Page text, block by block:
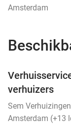
Amsterdam
verhuizers
Sem
Amsterdam (+13